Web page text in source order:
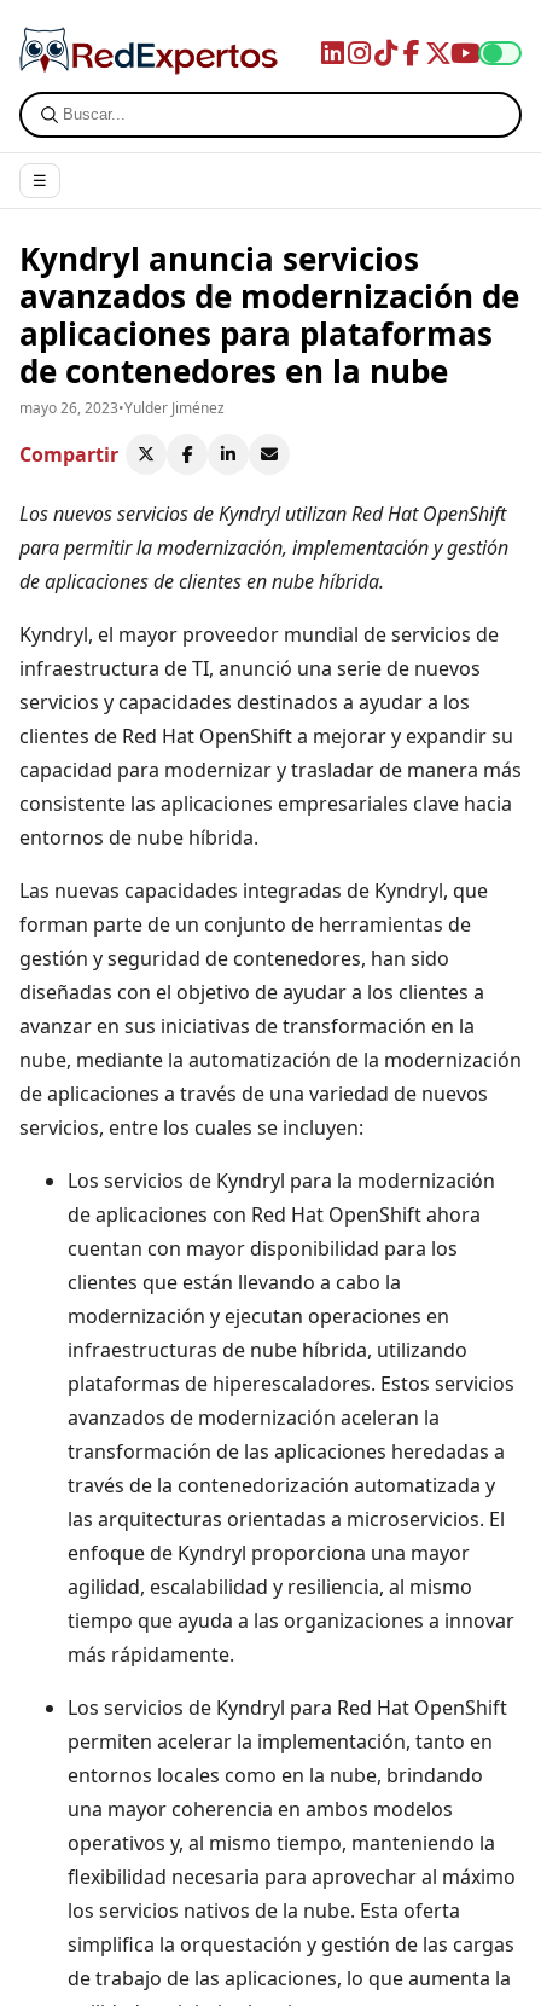
☰
Kyndryl anuncia servicios
avanzados de modernización de
aplicaciones para plataformas
de contenedores en la nube
mayo 26, 2023•Yulder Jiménez
Compartir
Los nuevos servicios de Kyndryl utilizan Red Hat OpenShift
para permitir la modernización, implementación y gestión
de aplicaciones de clientes en nube híbrida.
Kyndryl, el mayor proveedor mundial de servicios de
infraestructura de TI, anunció una serie de nuevos
servicios y capacidades destinados a ayudar a los
clientes de Red Hat OpenShift a mejorar y expandir su
capacidad para modernizar y trasladar de manera más
consistente las aplicaciones empresariales clave hacia
entornos de nube híbrida.
Las nuevas capacidades integradas de Kyndryl, que
forman parte de un conjunto de herramientas de
gestión y seguridad de contenedores, han sido
diseñadas con el objetivo de ayudar a los clientes a
avanzar en sus iniciativas de transformación en la
nube, mediante la automatización de la modernización
de aplicaciones a través de una variedad de nuevos
servicios, entre los cuales se incluyen:
Los servicios de Kyndryl para la modernización
de aplicaciones con Red Hat OpenShift ahora
cuentan con mayor disponibilidad para los
clientes que están llevando a cabo la
modernización y ejecutan operaciones en
infraestructuras de nube híbrida, utilizando
plataformas de hiperescaladores. Estos servicios
avanzados de modernización aceleran la
transformación de las aplicaciones heredadas a
través de la contenedorización automatizada y
las arquitecturas orientadas a microservicios. El
enfoque de Kyndryl proporciona una mayor
agilidad, escalabilidad y resiliencia, al mismo
tiempo que ayuda a las organizaciones a innovar
más rápidamente.
Los servicios de Kyndryl para Red Hat OpenShift
permiten acelerar la implementación, tanto en
entornos locales como en la nube, brindando
una mayor coherencia en ambos modelos
operativos y, al mismo tiempo, manteniendo la
flexibilidad necesaria para aprovechar al máximo
los servicios nativos de la nube. Esta oferta
simplifica la orquestación y gestión de las cargas
de trabajo de las aplicaciones, lo que aumenta la